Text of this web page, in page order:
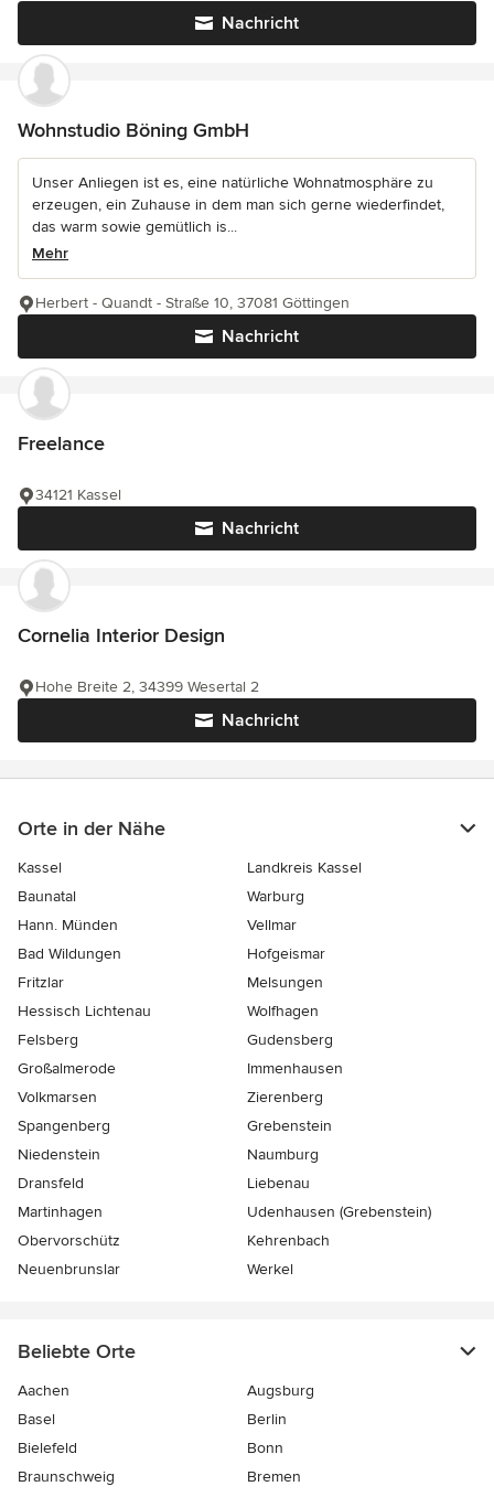
Nachricht
Wohnstudio Böning GmbH
Unser Anliegen ist es, eine natürliche Wohnatmosphäre zu
erzeugen, ein Zuhause in dem man sich gerne wiederfindet,
das warm sowie gemütlich is...
Mehr
Nachricht
Herbert - Quandt - Straße 10, 37081 Göttingen
Freelance
Nachricht
34121 Kassel
Cornelia Interior Design
Nachricht
Hohe Breite 2, 34399 Wesertal 2
Orte in der Nähe
Kassel
Landkreis Kassel
Baunatal
Warburg
Hann. Münden
Vellmar
Bad Wildungen
Hofgeismar
Fritzlar
Melsungen
Hessisch Lichtenau
Wolfhagen
Felsberg
Gudensberg
Großalmerode
Immenhausen
Volkmarsen
Zierenberg
Spangenberg
Grebenstein
Niedenstein
Naumburg
Dransfeld
Liebenau
Martinhagen
Udenhausen (Grebenstein)
Obervorschütz
Kehrenbach
Neuenbrunslar
Werkel
Beliebte Orte
Aachen
Augsburg
Basel
Berlin
Bielefeld
Bonn
Braunschweig
Bremen